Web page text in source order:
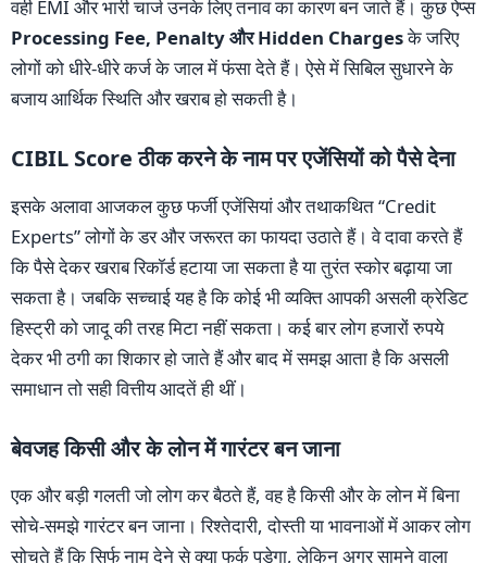
वही EMI और भारी चार्ज उनके लिए तनाव का कारण बन जाते हैं। कुछ ऐप्स
Processing Fee, Penalty और Hidden Chargesके जरिए
लोगों को धीरे-धीरे कर्ज के जाल में फंसा देते हैं। ऐसे में सिबिल सुधारने के
बजाय आर्थिक स्थिति और खराब हो सकती है।
CIBIL Score ठीक करने के नाम पर एजेंसियों को पैसे देना
इसके अलावा आजकल कुछ फर्जी एजेंसियां और तथाकथित “Credit
Experts” लोगों के डर और जरूरत का फायदा उठाते हैं। वे दावा करते हैं
कि पैसे देकर खराब रिकॉर्ड हटाया जा सकता है या तुरंत स्कोर बढ़ाया जा
सकता है। जबकि सच्चाई यह है कि कोई भी व्यक्ति आपकी असली क्रेडिट
हिस्ट्री को जादू की तरह मिटा नहीं सकता। कई बार लोग हजारों रुपये
देकर भी ठगी का शिकार हो जाते हैं और बाद में समझ आता है कि असली
समाधान तो सही वित्तीय आदतें ही थीं।
बेवजह किसी और के लोन में गारंटर बन जाना
एक और बड़ी गलती जो लोग कर बैठते हैं, वह है किसी और के लोन में बिना
सोचे-समझे गारंटर बन जाना। रिश्तेदारी, दोस्ती या भावनाओं में आकर लोग
सोचते हैं कि सिर्फ नाम देने से क्या फर्क पड़ेगा, लेकिन अगर सामने वाला